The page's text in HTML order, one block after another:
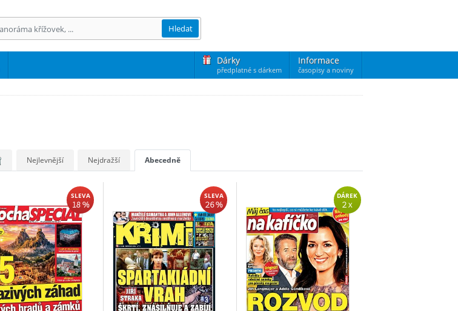
Dárky
předplatné s dárkem
Informace
časopisy a noviny
Hledat
Nejlevnější Nejdražší Abecedně
SLEVA
18 %
SLEVA
26 %
DÁREK
2 x